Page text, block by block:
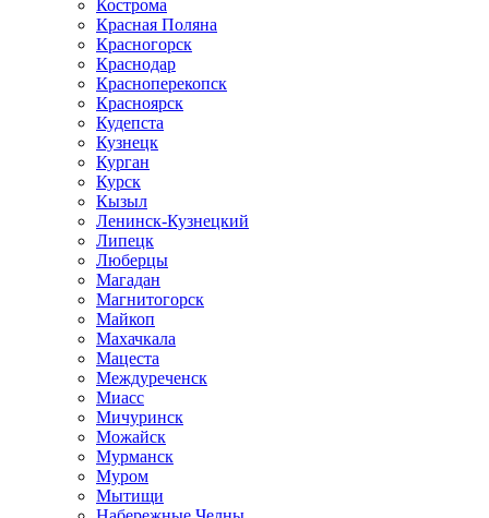
Кострома
Красная Поляна
Красногорск
Краснодар
Красноперекопск
Красноярск
Кудепста
Кузнецк
Курган
Курск
Кызыл
Ленинск-Кузнецкий
Липецк
Люберцы
Магадан
Магнитогорск
Майкоп
Махачкала
Мацеста
Междуреченск
Миасс
Мичуринск
Можайск
Мурманск
Муром
Мытищи